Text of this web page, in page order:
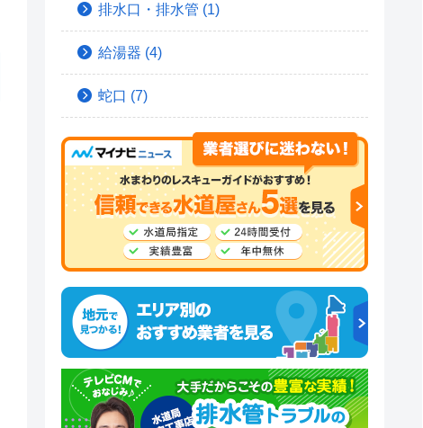
排水口・排水管 (1)
給湯器 (4)
蛇口 (7)